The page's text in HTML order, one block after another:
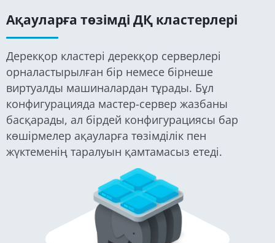
Ақауларға төзімді ДҚ кластерлері
Дерекқор кластері дерекқор серверлері
орналастырылған бір немесе бірнеше
виртуалды машиналардан тұрады. Бұл
конфигурацияда мастер-сервер жазбаны
басқарады, ал бірдей конфигурациясы бар
көшірмелер ақауларға төзімділік пен
жүктеменің таралуын қамтамасыз етеді.